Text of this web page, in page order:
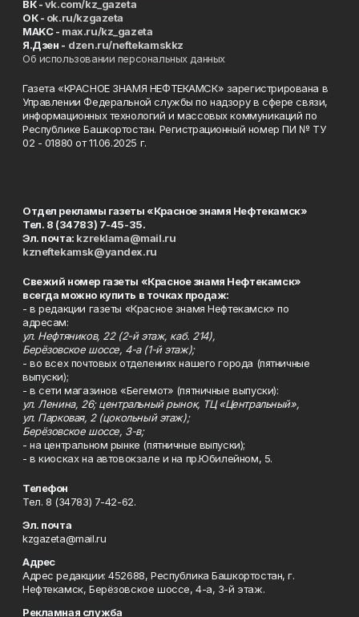
ВК -vk.com/kz_gazeta
ОК - ok.ru/kzgazeta
MAKC - max.ru/kz_gazeta
Я.Дзен - dzen.ru/neftekamskkz
Об использовании персональных данных
Газета «КРАСНОЕ ЗНАМЯ НЕФТЕКАМСК» зарегистрирована в
Управлении Федеральной службы по надзору в сфере связи,
информационных технологий и массовых коммуникаций по
Республике Башкортостан. Регистрационный номер ПИ № ТУ
02 - 01880 от 11.06.2025 г.
Отдел рекламы газеты «Красное знамя Нефтекамск»
Тел. 8 (34783) 7-45-35.
Эл. почта: kzreklama@mail.ru
kzneftekamsk@yandex.ru
Свежий номер газеты «Красное знамя Нефтекамск»
всегда можно купить в точках продаж:
- в редакции газеты «Красное знамя Нефтекамск» по
адресам:
ул. Нефтяников, 22 (2-й этаж, каб. 214),
Берёзовское шоссе, 4-а (1-й этаж);
- во всех почтовых отделениях нашего города (пятничные
выпуски);
- в сети магазинов «Бегемот» (пятничные выпуски):
ул. Ленина, 26; центральный рынок, ТЦ «Центральный»,
ул. Парковая, 2 (цокольный этаж);
Берёзовское шоссе, 3-в;
- на центральном рынке (пятничные выпуски);
- в киосках на автовокзале и на пр.Юбилейном, 5.
Телефон
Тел. 8 (34783) 7-42-62.
Эл. почта
kzgazeta@mail.ru
Адрес
Адрес редакции: 452688, Республика Башкортостан, г.
Нефтекамск, Берёзовское шоссе, 4-а, 3-й этаж.
Рекламная служба